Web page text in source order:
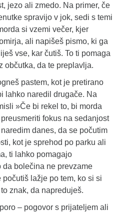
jezo ali zmedo. Na primer, če
spravijo v jok, sedi s temi
si vzemi večer, kjer
ali napišeš pismo, ki ga
vse, kar čutiš. To ti pomaga
občutka, da te preplavlja.
pastem, kot je pretirano
lahko naredil drugače. Na
»Če bi rekel to, bi morda
fokus na sedanjost
danes, da se počutim
kot je sprehod po parku ali
ti lahko pomagajo
da bolečina ne prevzame
lažje po tem, ko si si
znak, da napreduješ.
– pogovor s prijateljem ali